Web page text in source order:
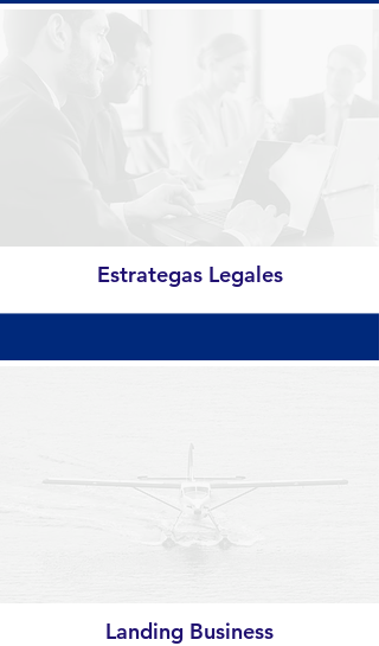
Estrategas Legales
Landing Business